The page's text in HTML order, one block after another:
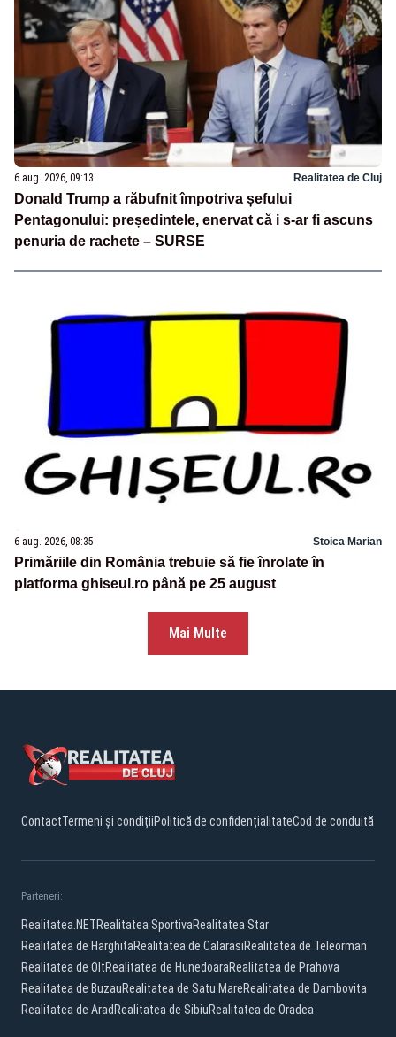
6 aug. 2026, 09:13 Realitatea de Cluj
Donald Trump a răbufnit împotriva șefului
Pentagonului: președintele, enervat că i s-ar fi ascuns
penuria de rachete – SURSE
6 aug. 2026, 08:35 Stoica Marian
Primăriile din România trebuie să fie înrolate în
platforma ghiseul.ro până pe 25 august
Mai Multe
ContactTermeni și condițiiPolitică de confidențialitateCod de conduită
Parteneri:
Realitatea.NETRealitatea SportivaRealitatea Star
Realitatea de HarghitaRealitatea de CalarasiRealitatea de Teleorman
Realitatea de OltRealitatea de HunedoaraRealitatea de Prahova
Realitatea de BuzauRealitatea de Satu MareRealitatea de Dambovita
Realitatea de AradRealitatea de SibiuRealitatea de Oradea